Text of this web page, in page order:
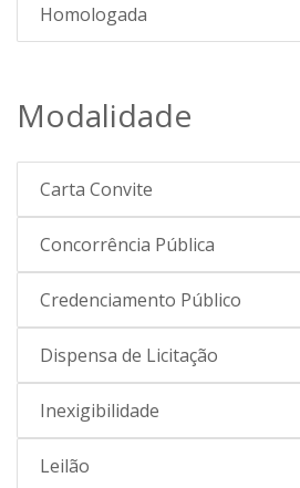
Homologada
Modalidade
Carta Convite
Concorrência Pública
Credenciamento Público
Dispensa de Licitação
Inexigibilidade
Leilão